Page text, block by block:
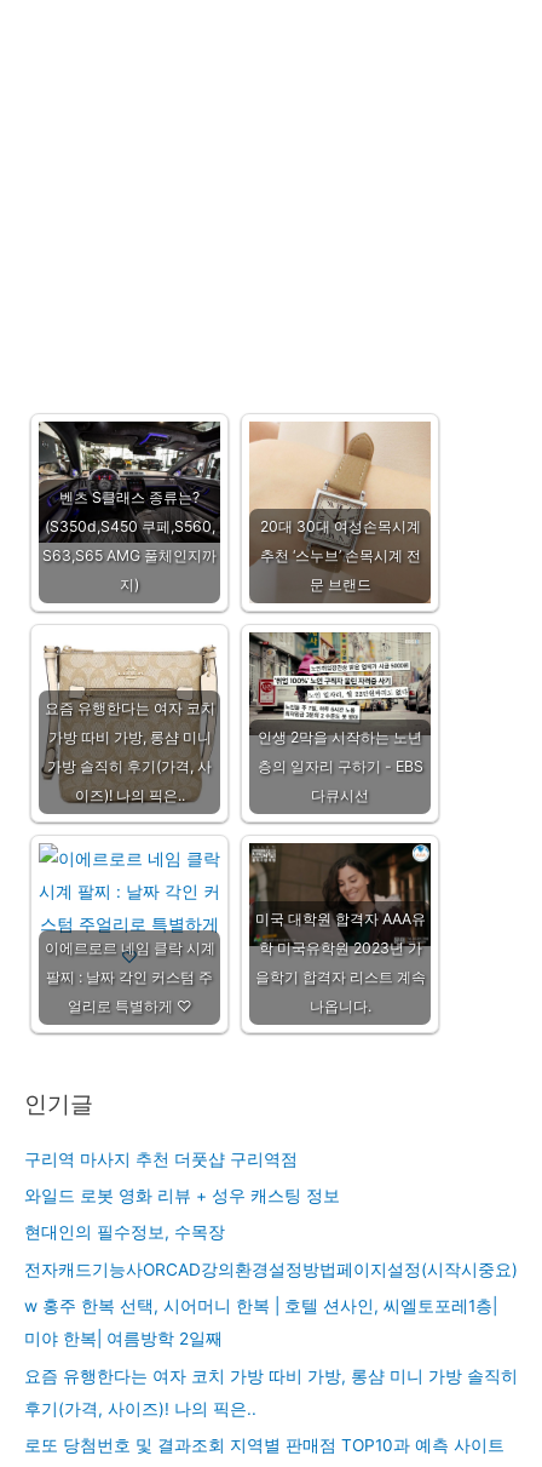
벤츠 S클래스 종류는?
(S350d,S450 쿠페,S560,
S63,S65 AMG 풀체인지까
지)
20대 30대 여성손목시계
추천 ‘스누브’ 손목시계 전
문 브랜드
요즘 유행한다는 여자 코치
가방 따비 가방, 롱샴 미니
가방 솔직히 후기(가격, 사
이즈)! 나의 픽은..
인생 2막을 시작하는 노년
층의 일자리 구하기 - EBS
다큐시선
이에르로르 네임 클락 시계
팔찌 : 날짜 각인 커스텀 주
얼리로 특별하게 ♡
미국 대학원 합격자 AAA유
학 미국유학원 2023년 가
을학기 합격자 리스트 계속
나옵니다.
인기글
구리역 마사지 추천 더풋샵 구리역점
와일드 로봇 영화 리뷰 + 성우 캐스팅 정보
현대인의 필수정보, 수목장
전자캐드기능사ORCAD강의환경설정방법페이지설정(시작시중요)
w 홍주 한복 선택, 시어머니 한복 | 호텔 션사인, 씨엘토포레1층|
미야 한복| 여름방학 2일째
요즘 유행한다는 여자 코치 가방 따비 가방, 롱샴 미니 가방 솔직히
후기(가격, 사이즈)! 나의 픽은..
로또 당첨번호 및 결과조회 지역별 판매점 TOP10과 예측 사이트